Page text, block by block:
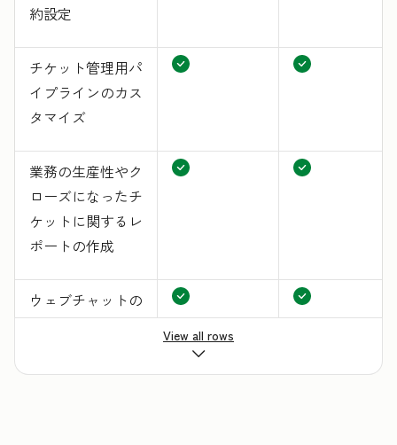
約設定
チケット管理用パ
イプラインのカス
タマイズ
業務の生産性やク
ローズになったチ
ケットに関するレ
ポートの作成
ウェブチャットの
実装
Eメールやチャッ
View all rows